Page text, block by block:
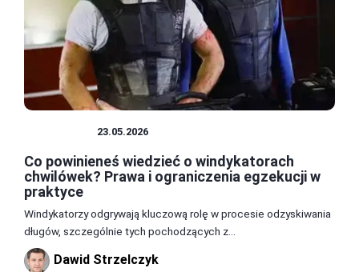
23.05.2026
Co powinieneś wiedzieć o windykatorach
chwilówek? Prawa i ograniczenia egzekucji w
praktyce
Windykatorzy odgrywają kluczową rolę w procesie odzyskiwania
długów, szczególnie tych pochodzących z...
Dawid Strzelczyk